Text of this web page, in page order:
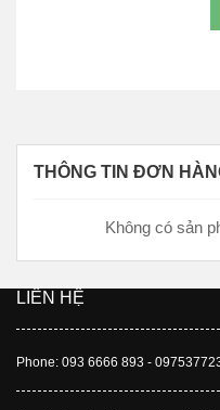
THÔNG TIN ĐƠN
Không có sản
LIÊN HỆ
Phone: 093 6666 893 -